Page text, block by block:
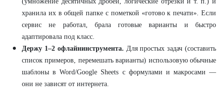
хранила их в общей папке с пометкой «готово к печати». Если
сервис не работал, брала готовые варианты и быстро
адаптировала под класс.
Держу 1–2 офлайнинструмента. Для простых задач (составить
список примеров, перемешать варианты) использовую обычные
шаблоны в Word/Google Sheets с формулами и макросами —
они не зависят от интернета.